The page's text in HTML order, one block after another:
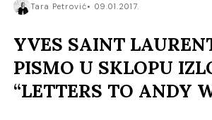
Tara Petrović 09.01.2017.
YVES SAINT
PISMO U SKLOPU
“LETTERS TO ANDY